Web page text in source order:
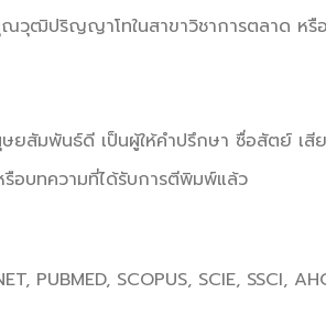
ณวุฒิปริญญาโทในสาขาวิชาการตลาด ห
ยสัมพันธ์ดี เป็นผู้ให้คำปรึกษา ซื่อสัตย์ เ
รือบทความที่ได้รับการตีพิมพ์แล้ว
PUBMED, SCOPUS, SCIE, SSCI,